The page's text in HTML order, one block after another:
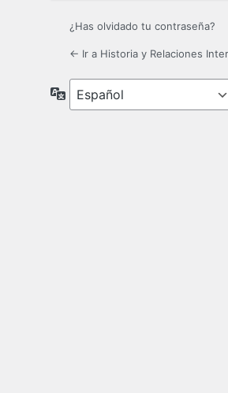
¿Has olvidado tu contraseña?
← Ir a Historia y Relaciones
Idioma